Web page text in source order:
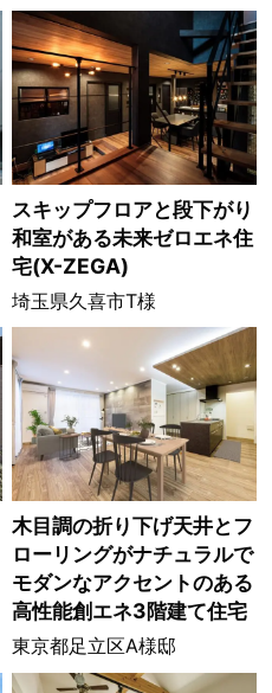
スキップフロアと段下がり
和室がある未来ゼロエネ住
宅(X-ZEGA)
埼玉県久喜市T様
木目調の折り下げ天井とフ
ローリングがナチュラルで
モダンなアクセントのある
高性能創エネ3階建て住宅
東京都足立区A様邸